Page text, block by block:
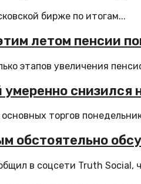
бирже по итогам...
летом пенсии
этапов увеличения
торгов
обстоятельно
в соцсети Truth Social,